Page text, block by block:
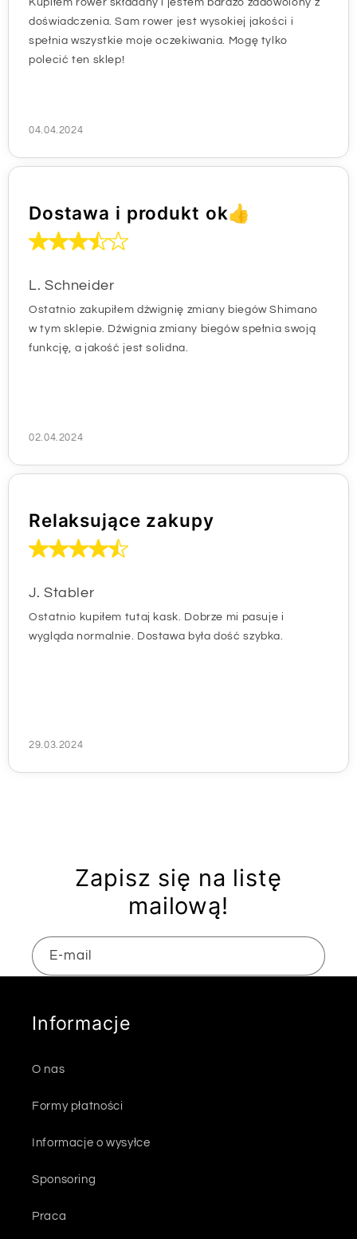
doświadczenia. Sam rower jest wysokiej jakości i
spełnia wszystkie moje oczekiwania. Mogę tylko
polecić ten sklep!
04.04.2024
Dostawa i produkt ok👍
L. Schneider
Ostatnio zakupiłem dźwignię zmiany biegów Shimano
w tym sklepie. Dźwignia zmiany biegów spełnia swoją
funkcję, a jakość jest solidna.
02.04.2024
Relaksujące zakupy
J. Stabler
Ostatnio kupiłem tutaj kask. Dobrze mi pasuje i
wygląda normalnie. Dostawa była dość szybka.
29.03.2024
Zapisz się na listę
mailową!
E-mail
Informacje
O nas
Formy płatności
Informacje o wysyłce
Sponsoring
Praca